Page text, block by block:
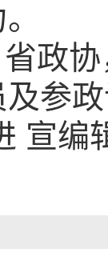
政
参
宣编